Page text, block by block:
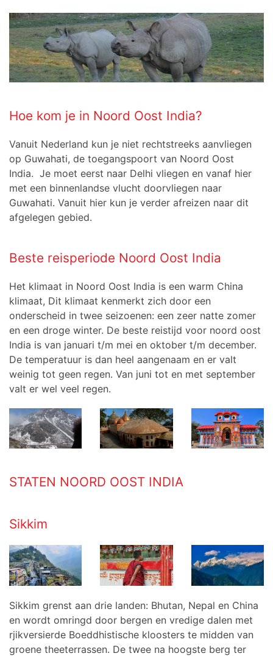
Hoe kom je in Noord Oost India?
Vanuit Nederland kun je niet rechtstreeks aanvliegen
op Guwahati, de toegangspoort van Noord Oost
India. Je moet eerst naar Delhi vliegen en vanaf hier
met een binnenlandse vlucht doorvliegen naar
Guwahati. Vanuit hier kun je verder afreizen naar dit
afgelegen gebied.
Beste reisperiode Noord Oost India
Het klimaat in Noord Oost India is een warm China
klimaat, Dit klimaat kenmerkt zich door een
onderscheid in twee seizoenen: een zeer natte zomer
en een droge winter. De beste reistijd voor noord oost
India is van januari t/m mei en oktober t/m december.
De temperatuur is dan heel aangenaam en er valt
weinig tot geen regen. Van juni tot en met september
valt er wel veel regen.
STATEN NOORD OOST INDIA
Sikkim
Sikkim grenst aan drie landen: Bhutan, Nepal en China
en wordt omringd door bergen en vredige dalen met
rjikversierde Boeddhistische kloosters te midden van
groene theeterrassen. De twee na hoogste berg ter